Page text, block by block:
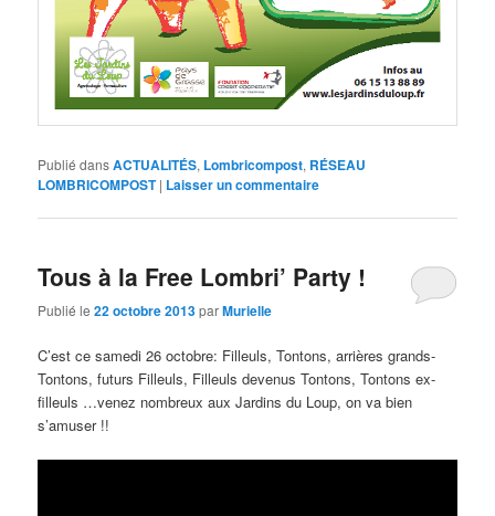
Publié dansACTUALITÉS, Lombricompost, RÉSEAU
LOMBRICOMPOST | Laisser un commentaire
Tous à la Free Lombri’ Party !
Publié le22 octobre 2013parMurielle
C’est ce samedi 26 octobre: Filleuls, Tontons, arrières grands-
Tontons, futurs Filleuls, Filleuls devenus Tontons, Tontons ex-
filleuls …venez nombreux aux Jardins du Loup, on va bien
s’amuser !!